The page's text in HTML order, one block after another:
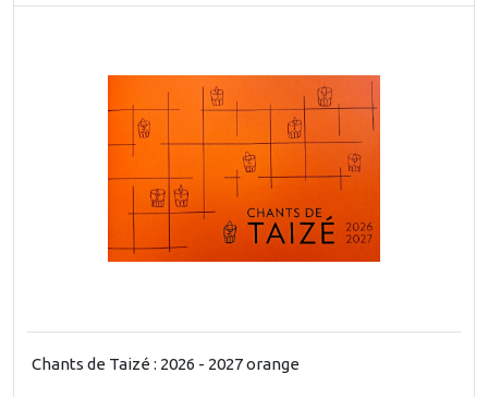
Chants de Taizé : 2026 - 2027 orange